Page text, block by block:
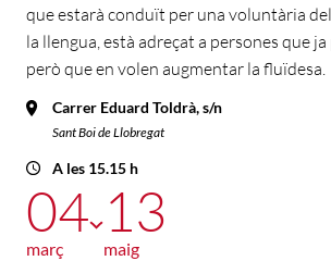
que estarà conduït per una voluntària
la llengua, està adreçat a persones que
però que en volen augmentar la fluïdesa.
Carrer Eduard Toldrà, s/n
Sant Boi de Llobregat
A les 15.15 h
04
març
13
maig